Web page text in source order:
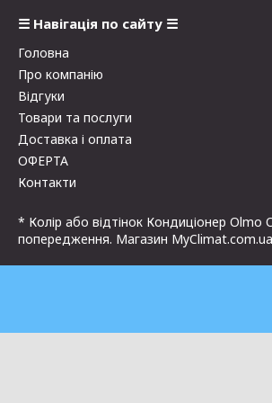
☰ Навігація по сайту ☰
Головна
Про компанію
Відгуки
Товари та послуги
Доставка і оплата
ОФЕРТА
Контакти
* Колір або відтінок Кондиціонер Olmo
попередження. Магазин MyClimat.com.ua